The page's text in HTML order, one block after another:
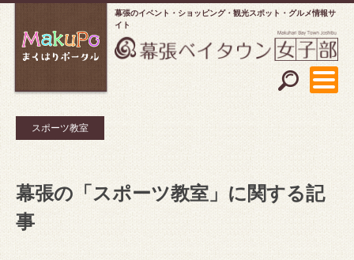
幕張のイベント・ショッピング
観光スポット・グルメ情報サ
イト
スポーツ教室
幕張の「スポーツ教室」に関する記
事